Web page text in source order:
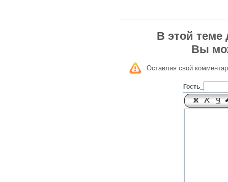
В этой теме
Вы
Оставляя свой
Гость_